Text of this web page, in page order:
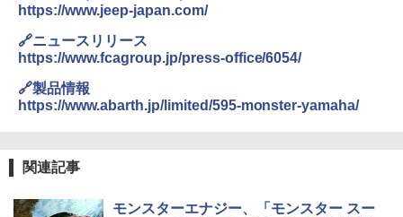
https://www.jeep-japan.com/
🔗ニュースリリース
https://www.fcagroup.jp/press-office/6054/
🔗製品情報
https://www.abarth.jp/limited/595-monster-yamaha/
関連記事
モンスターエナジー、「モンスター スー